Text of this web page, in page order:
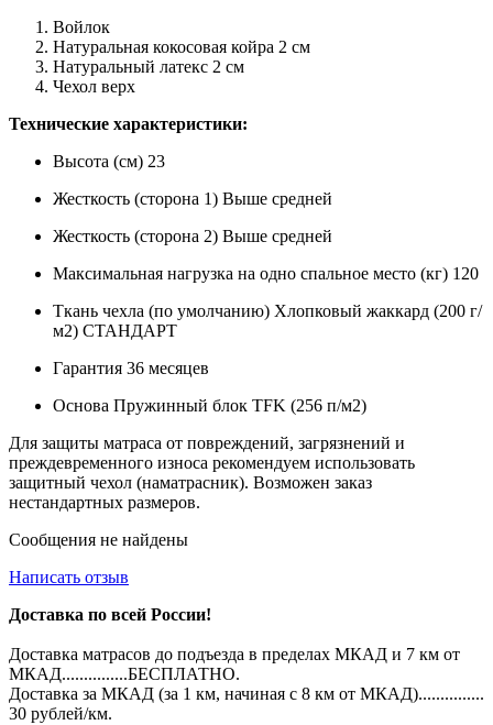
Войлок
Натуральная кокосовая койра 2 см
Натуральный латекс 2 см
Чехол верх
Технические характеристики:
Высота (см) 23
Жесткость (сторона 1) Выше средней
Жесткость (сторона 2) Выше средней
Максимальная нагрузка на одно спальное место (кг) 120
Ткань чехла (по умолчанию) Хлопковый жаккард (200 г/
м2) СТАНДАРТ
Гарантия 36 месяцев
Основа Пружинный блок TFK (256 п/м2)
Для защиты матраса от повреждений, загрязнений и
преждевременного износа рекомендуем использовать
защитный чехол (наматрасник). Возможен заказ
нестандартных размеров.
Сообщения не найдены
Написать отзыв
Доставка по всей России!
Доставка матрасов до подъезда в пределах МКАД и 7 км от
МКАД...............БЕСПЛАТНО.
Доставка за МКАД (за 1 км, начиная с 8 км от МКАД)...............
30 рублей/км.